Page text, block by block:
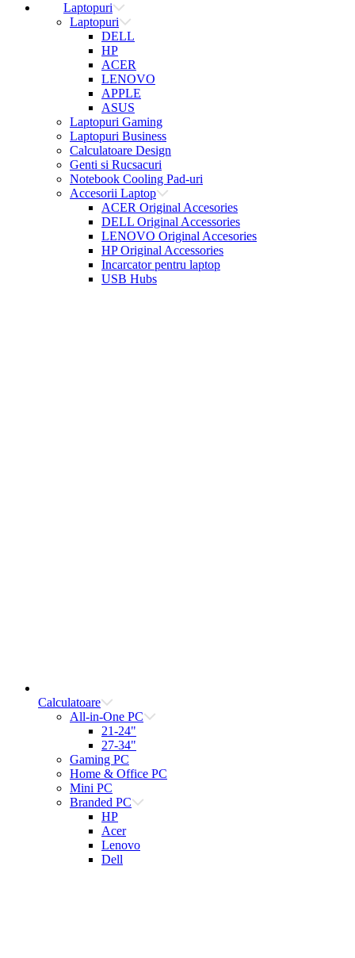
Laptopuri
Laptopuri
DELL
HP
ACER
LENOVO
APPLE
ASUS
Laptopuri Gaming
Laptopuri Business
Calculatoare Design
Genti si Rucsacuri
Notebook Cooling Pad-uri
Accesorii Laptop
ACER Original Accesories
DELL Original Accessories
LENOVO Original Accesories
HP Original Accessories
Incarcator pentru laptop
USB Hubs
Calculatoare
All-in-One PC
21-24"
27-34"
Gaming PC
Home & Office PC
Mini PC
Branded PC
HP
Acer
Lenovo
Dell